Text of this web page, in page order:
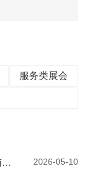
服务类展会
聚焦多元共生 共探零售创新——2026河南零售创新大会暨第二届郑州自有品牌供应链大会圆满落幕 2026-05-10